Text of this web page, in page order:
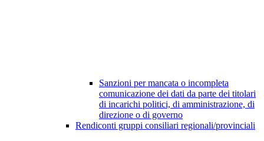
Sanzioni per mancata o incompleta
comunicazione dei dati da parte dei titolari
di incarichi politici, di amministrazione, di
direzione o di governo
Rendiconti gruppi consiliari regionali/provinciali